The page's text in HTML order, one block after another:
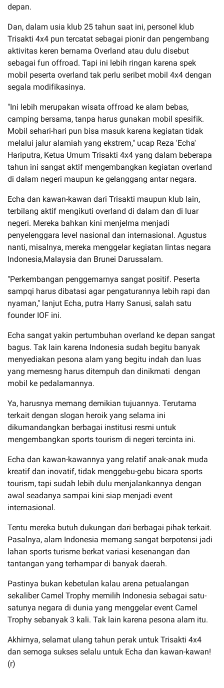
depan.
Dan, dalam usia klub 25 tahun saat ini, personel klub
Trisakti 4x4 pun tercatat sebagai pionir dan pengembang
aktivitas keren bernama Overland atau dulu disebut
sebagai fun offroad. Tapi ini lebih ringan karena spek
mobil peserta overland tak perlu seribet mobil 4x4 dengan
segala modifikasinya.
"Ini lebih merupakan wisata offroad ke alam bebas,
camping bersama, tanpa harus gunakan mobil spesifik.
Mobil sehari-hari pun bisa masuk karena kegiatan tidak
melalui jalur alamiah yang ekstrem," ucap Reza 'Echa'
Hariputra, Ketua Umum Trisakti 4x4 yang dalam beberapa
tahun ini sangat aktif mengembangkan kegiatan overland
di dalam negeri maupun ke gelanggang antar negara.
Echa dan kawan-kawan dari Trisakti maupun klub lain,
terbilang aktif mengikuti overland di dalam dan di luar
negeri. Mereka bahkan kini menjelma menjadi
penyelenggara level nasional dan internasional. Agustus
nanti, misalnya, mereka menggelar kegiatan lintas negara
Indonesia,Malaysia dan Brunei Darussalam.
"Perkembangan penggemarnya sangat positif. Peserta
sampqi harus dibatasi agar pengaturannya lebih rapi dan
nyaman," lanjut Echa, putra Harry Sanusi, salah satu
founder IOF ini.
Echa sangat yakin pertumbuhan overland ke depan sangat
bagus. Tak lain karena Indonesia sudah begitu banyak
menyediakan pesona alam yang begitu indah dan luas
yang memesng harus ditempuh dan dinikmati dengan
mobil ke pedalamannya.
Ya, harusnya memang demikian tujuannya. Terutama
terkait dengan slogan heroik yang selama ini
dikumandangkan berbagai institusi resmi untuk
mengembangkan sports tourism di negeri tercinta ini.
Echa dan kawan-kawannya yang relatif anak-anak muda
kreatif dan inovatif, tidak menggebu-gebu bicara sports
tourism, tapi sudah lebih dulu menjalankannya dengan
awal seadanya sampai kini siap menjadi event
internasional.
Tentu mereka butuh dukungan dari berbagai pihak terkait.
Pasalnya, alam Indonesia memang sangat berpotensi jadi
lahan sports turisme berkat variasi kesenangan dan
tantangan yang terhampar di banyak daerah.
Pastinya bukan kebetulan kalau arena petualangan
sekaliber Camel Trophy memilih Indonesia sebagai satu-
satunya negara di dunia yang menggelar event Camel
Trophy sebanyak 3 kali. Tak lain karena pesona alam itu.
Akhirnya, selamat ulang tahun perak untuk Trisakti 4x4
dan semoga sukses selalu untuk Echa dan kawan-kawan!
(r)